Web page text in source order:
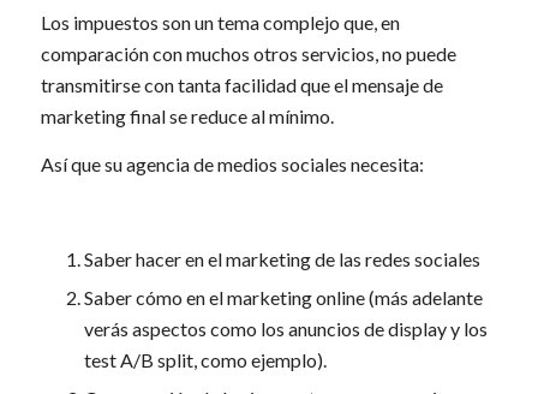
Los impuestos son un tema complejo que, en
comparación con muchos otros servicios, no puede
transmitirse con tanta facilidad que el mensaje de
marketing final se reduce al mínimo.
Así que su agencia de medios sociales necesita:
Saber hacer en el marketing de las redes sociales
Saber cómo en el marketing online (más adelante
verás aspectos como los anuncios de display y los
test A/B split, como ejemplo).